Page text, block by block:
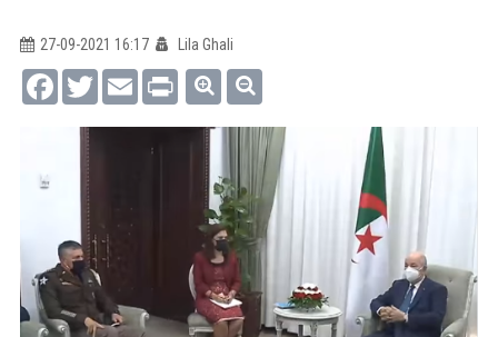
27-09-2021 16:17
Lila Ghali
FacebookTwitterEmail Print